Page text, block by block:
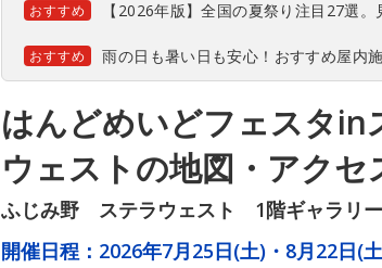
おすすめ 【2026年版】全国の夏祭り注目27選。
おすすめ 雨の日も暑い日も安心！おすすめ屋内
はんどめいどフェスタin
ウェストの地図・アクセ
ふじみ野 ステラウェスト 1階ギャラリー
開催日程： 2026年7月25日(土)・8月22日(